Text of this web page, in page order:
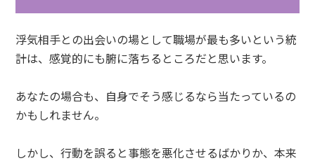
浮気相手との出会いの場として職場が最も多いという統
計は、感覚的にも腑に落ちるところだと思います。
あなたの場合も、自身でそう感じるなら当たっているの
かもしれません。
しかし、行動を誤ると事態を悪化させるばかりか、本来